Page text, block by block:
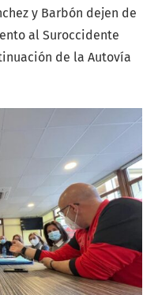
y Barbón dejen de
al Suroccidente
de la Autovía